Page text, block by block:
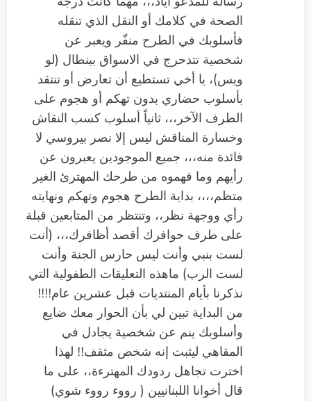
الصحة في كلامك أو النقل الذي تنقله
فأسلوبك في الطرح منفّر ويعبر عن
شخصية تتدحرج في الاسواق ببنطال (لو
ويس)، يا أخي تستطيع أن تعارض أو تنتقد
بأسلوب حضاري بدون تهكم أو هجوم على
الطرف الآخر،،، ثانياً أسلوب كسب النقاش
وخسارة المناقش ليس إلا نصر بيروسي لا
فائدة منه،،، جميع الموجودين يعبرون عن
رأيهم وما فهموه من طرحك المهترئ الغير
متظم،،،، بداية الطرح هجوم وتهكم ونهايته
رأي ووجهة نظر،، وتنتظر من المتابعين قبلة
على طرف حوافرك أقصد أظافرك،،، (أنت
لست بنبي وأنت ليس حارس الجنة وأنت
لست الرب) ماهذه التعليقات الطفولية التي
نذكرنا بأيام المنتديات قبل عشرين عام!!!!
من البداية تبين لي بأن الحوار معك ضايع
وأسلوبك ينم عن شخصية يجادل في
المقاهي ليثبت إنه شخص مثقف!! لهذا
اخترت تجاهل ردودك المهترءة،، على ما
قال أخوانا اللبنانيين ( رووء رووء شوي)